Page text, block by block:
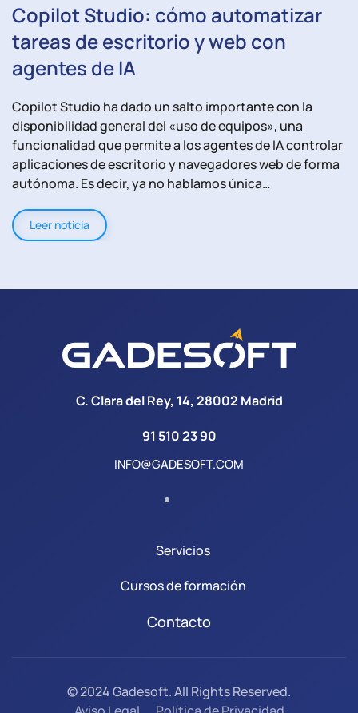
Copilot Studio: cómo automatizar
tareas de escritorio y web con
agentes de IA
Copilot Studio ha dado un salto importante con la
disponibilidad general del «uso de equipos», una
funcionalidad que permite a los agentes de IA controlar
aplicaciones de escritorio y navegadores web de forma
autónoma. Es decir, ya no hablamos única…
Leer noticia
C. Clara del Rey, 14, 28002 Madrid
91 510 23 90
INFO@GADESOFT.COM
Servicios
Cursos de formación
Contacto
© 2024 Gadesoft. All Rights Reserved.